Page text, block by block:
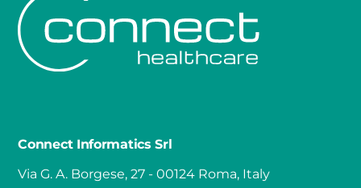
Connect Informatics Srl
Via G. A. Borgese, 27 - 00124 Roma, Italy